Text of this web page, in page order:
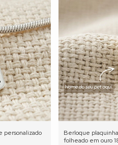
personalizado
Berloque
folheado em ouro